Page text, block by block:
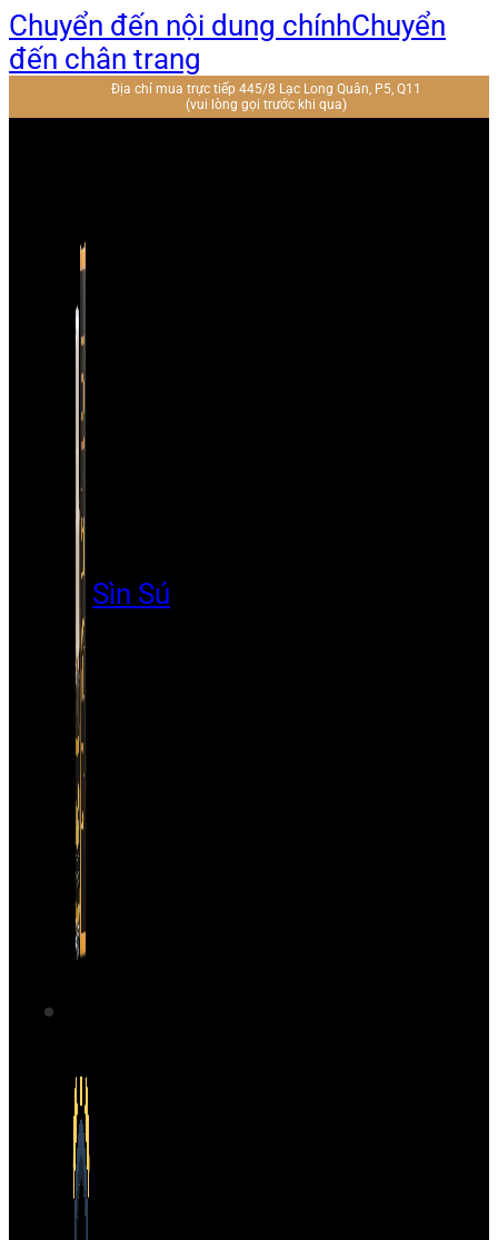
Chuyển đến nội dung chínhChuyển
đến chân trang
Địa chỉ mua trực tiếp 445/8 Lạc Long Quân, P5, Q11
(vui lòng gọi trước khi qua)
Sìn Sú